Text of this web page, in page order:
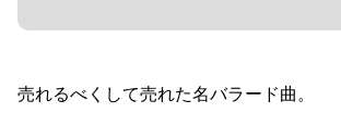
売れるべくして売れた名バラード曲。